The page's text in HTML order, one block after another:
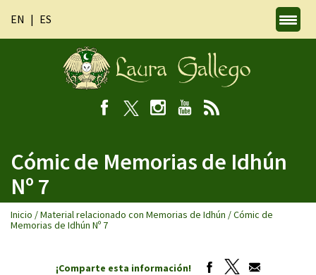
EN ES
Cómic de Memorias de Idhún
Nº 7
Inicio /Material relacionado con Memorias de Idhún /Cómic de
Memorias de Idhún Nº 7
¡Comparte esta información!